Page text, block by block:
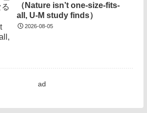
（Nature isn’t one-size-fits-
all, U-M study finds）
2026-08-05
ad